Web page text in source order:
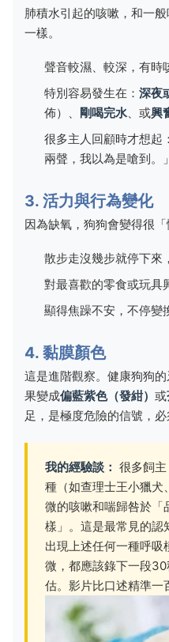
肺積水引起的咳嗽，和一
一樣。
聲音較濕、較深，有時
特別容易發生在： 深夜
佈）、 剛喝完水、或興
很多主人回顧時才想起
兩聲，我以為是嗆到。」
3. 活力與行為變化
因為缺氧，狗狗會變得很「
散步走沒幾步就停下來
對最喜歡的零食或玩具
顯得焦躁不安，不停變
4. 黏膜顏色
這是進階觀察。健康狗狗
果變成偏藍紫色（發紺） 或
足，是極度危險的信號，必
我的經驗談： 很多飼
種（如查理士王小獵犬
微的咳嗽和喘歸咎於「
樣」。這是最常見的認
出現上述任何一種呼吸
微，都應該錄下一段
估。影片比口述精準一